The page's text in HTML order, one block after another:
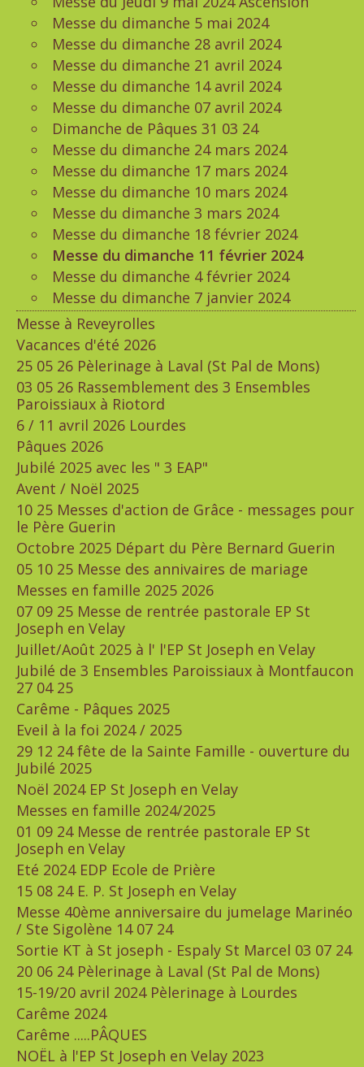
Messe du dimanche 5 mai 2024
Messe du dimanche 28 avril 2024
Messe du dimanche 21 avril 2024
Messe du dimanche 14 avril 2024
Messe du dimanche 07 avril 2024
Dimanche de Pâques 31 03 24
Messe du dimanche 24 mars 2024
Messe du dimanche 17 mars 2024
Messe du dimanche 10 mars 2024
Messe du dimanche 3 mars 2024
Messe du dimanche 18 février 2024
Messe du dimanche 11 février 2024
Messe du dimanche 4 février 2024
Messe du dimanche 7 janvier 2024
Messe à Reveyrolles
Vacances d'été 2026
25 05 26 Pèlerinage à Laval (St Pal de Mons)
03 05 26 Rassemblement des 3 Ensembles
Paroissiaux à Riotord
6 / 11 avril 2026 Lourdes
Pâques 2026
Jubilé 2025 avec les " 3 EAP"
Avent / Noël 2025
10 25 Messes d'action de Grâce - messages pour
le Père Guerin
Octobre 2025 Départ du Père Bernard Guerin
05 10 25 Messe des annivaires de mariage
Messes en famille 2025 2026
07 09 25 Messe de rentrée pastorale EP St
Joseph en Velay
Juillet/Août 2025 à l' l'EP St Joseph en Velay
Jubilé de 3 Ensembles Paroissiaux à Montfaucon
27 04 25
Carême - Pâques 2025
Eveil à la foi 2024 / 2025
29 12 24 fête de la Sainte Famille - ouverture du
Jubilé 2025
Noël 2024 EP St Joseph en Velay
Messes en famille 2024/2025
01 09 24 Messe de rentrée pastorale EP St
Joseph en Velay
Eté 2024 EDP Ecole de Prière
15 08 24 E. P. St Joseph en Velay
Messe 40ème anniversaire du jumelage Marinéo
/ Ste Sigolène 14 07 24
Sortie KT à St joseph - Espaly St Marcel 03 07 24
20 06 24 Pèlerinage à Laval (St Pal de Mons)
15-19/20 avril 2024 Pèlerinage à Lourdes
Carême 2024
Carême .....PÂQUES
NOËL à l'EP St Joseph en Velay 2023